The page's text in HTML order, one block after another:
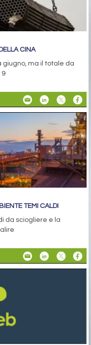
CINA
giugno, ma il totale da
TEMI CALDI
da sciogliere e la